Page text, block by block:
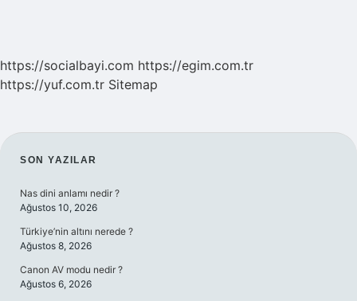
https://socialbayi.com https://egim.com.tr
https://yuf.com.tr Sitemap
SIDEBAR
SON YAZILAR
Nas dini anlamı nedir ?
Ağustos 10, 2026
Türkiye’nin altını nerede ?
Ağustos 8, 2026
Canon AV modu nedir ?
Ağustos 6, 2026